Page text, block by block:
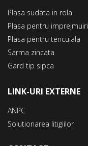
Plasa sudata in rola
Plasa pentru imprejmuiri
Plasa pentru tencuiala
Sarma zincata
Gard tip sipca
LINK-URI EXTERNE
ANPC
Solutionarea litigiilor